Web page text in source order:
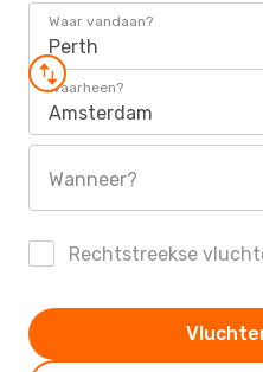
Waar vandaan?
Perth
Waarheen?
Amsterdam
Wanneer?
Rechtstreekse